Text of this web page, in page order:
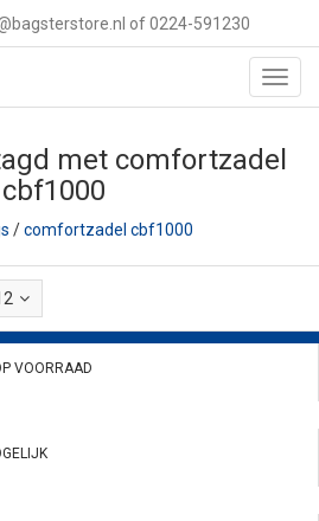
of 0224-591230
met comfortzadel
cbf1000
/comfortzadel cbf1000
VOORRAAD